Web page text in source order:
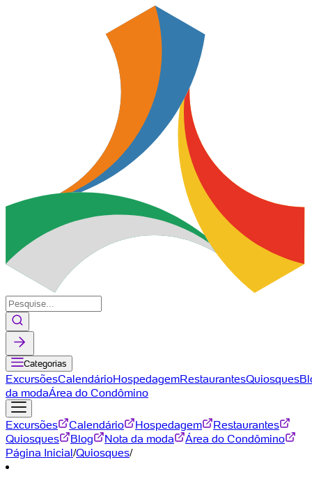
Categorias
ExcursõesCalendárioHospedagemRestaurantesQuiosques
da modaÁrea do Condômino
Excursões Calendário Hospedagem
Restaurantes
Quiosques
Blog Nota da moda
Área do Condômino
Página Inicial/Quiosques/